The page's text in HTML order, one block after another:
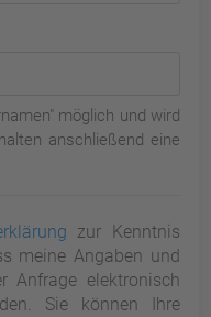
möglich und wird
anschließend eine
zur Kenntnis
meine Angaben und
Anfrage elektronisch
Sie können Ihre